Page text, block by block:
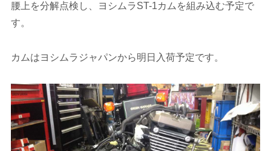
腰上を分解点検し、ヨシムラST-1カムを組み込む予定で
す。
カムはヨシムラジャパンから明日入荷予定です。